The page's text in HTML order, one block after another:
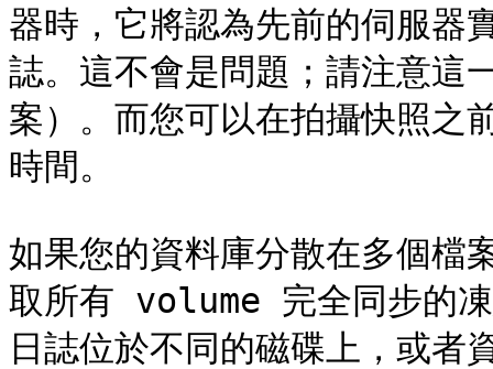
器時，它將認為先前的伺服器
誌。這不會是問題；請注意這
案）。而您可以在拍攝快照之
時間。
如果您的資料庫分散在多個檔
取所有 volume 完全同步的凍
日誌位於不同的磁碟上，或者